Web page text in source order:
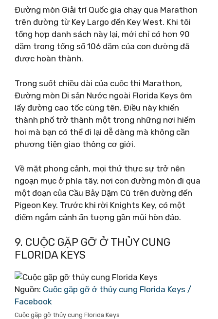
Đường mòn Giải trí Quốc gia chạy qua Marathon
trên đường từ Key Largo đến Key West. Khi tôi
tổng hợp danh sách này lại, mới chỉ có hơn 90
dặm trong tổng số 106 dặm của con đường đã
được hoàn thành.
Trong suốt chiều dài của cuộc thi Marathon,
Đường mòn Di sản Nước ngoài Florida Keys ôm
lấy đường cao tốc cùng tên. Điều này khiến
thành phố trở thành một trong những nơi hiếm
hoi mà bạn có thể đi lại dễ dàng mà không cần
phương tiện giao thông cơ giới.
Về mặt phong cảnh, mọi thứ thực sự trở nên
ngoạn mục ở phía tây, nơi con đường mòn đi qua
một đoạn của Cầu Bảy Dặm Cũ trên đường đến
Pigeon Key. Trước khi rời Knights Key, có một
điểm ngắm cảnh ấn tượng gần mũi hòn đảo.
9. CUỘC GẶP GỠ Ở THỦY CUNG
FLORIDA KEYS
Nguồn: Cuộc gặp gỡ ở thủy cung Florida Keys /
Facebook
Cuộc gặp gỡ thủy cung Florida Keys